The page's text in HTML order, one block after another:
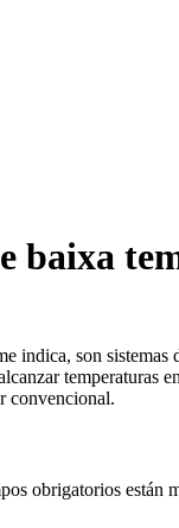
baixa
indica, son
temperaturas
convencional.
obrigatorios están